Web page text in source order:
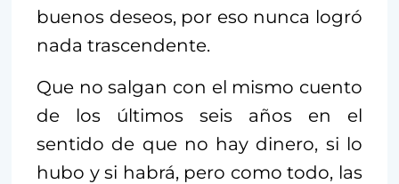
buenos deseos, por eso nunca logró
nada trascendente.
Que no salgan con el mismo cuento
de los últimos seis años en el
sentido de que no hay dinero, si lo
hubo y si habrá, pero como todo, las